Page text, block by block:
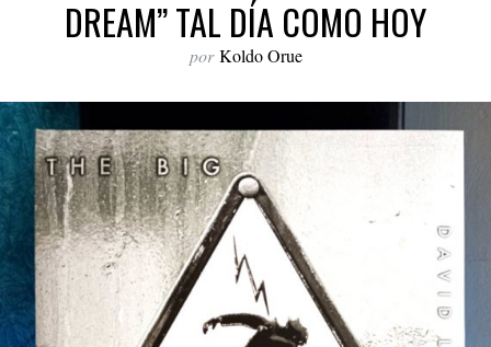
DREAM” TAL DÍA COMO HOY
por Koldo Orue